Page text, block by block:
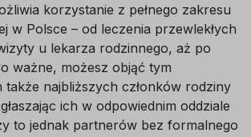
korzystanie z pełnego zakresu
w Polsce – od leczenia przewlekłych
u lekarza rodzinnego, aż po
ważne, możesz objąć tym
także najbliższych członków rodziny
ich w odpowiednim oddziale
to jednak partnerów bez formalnego